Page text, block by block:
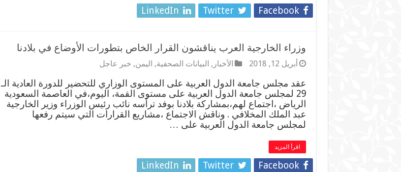
Facebook
Twitter
LinkedIn
وزراء الخارجية العرب يناقشون القرار الخاص بتطورات الأوضاع في بلادنا
أبريل 12, 2018 الأخبار , البيانات الصحفية, اليمن, خبر عاجل
عقد مجلس جامعة الدول العربية على المستوى الوزاري للتحضير للدورة العادية الـ
29 لمجلس جامعة الدول العربية على مستوى القمة، اليوم،في العاصمة السعودية
الرياض ،اجتماع لهم،بمشاركة بلادنا بوفد ترأسه نائب رئيس الوزراء وزير الخارجية
عبد الملك المخلافي . وناقش الاجتماع ،مشاريع القرارات التي سيتم رفعها
لمجلس جامعة الدول العربية على …
اقرأ المزيد
Facebook
Twitter
LinkedIn